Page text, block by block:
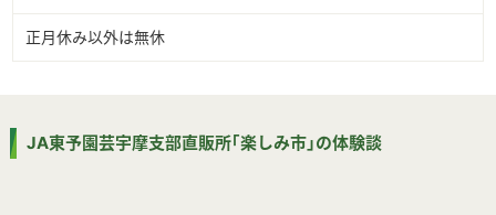
正月休み以外は無休
JA東予園芸宇摩支部直販所｢楽しみ市」の体験談